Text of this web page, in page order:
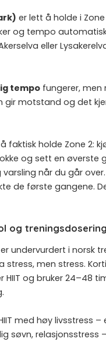
er lett å holde i
og tempo automatisk
eller
tempo fungerer,
gir motstand og det
faktisk holde Zone 2:
og sett en øverste
når du går
de første gangene.
og treningsdosering
undervurdert i norsk
stress, men stress.
HIIT og bruker 24–48
med høy livsstress –
søvn, relasjonsstress